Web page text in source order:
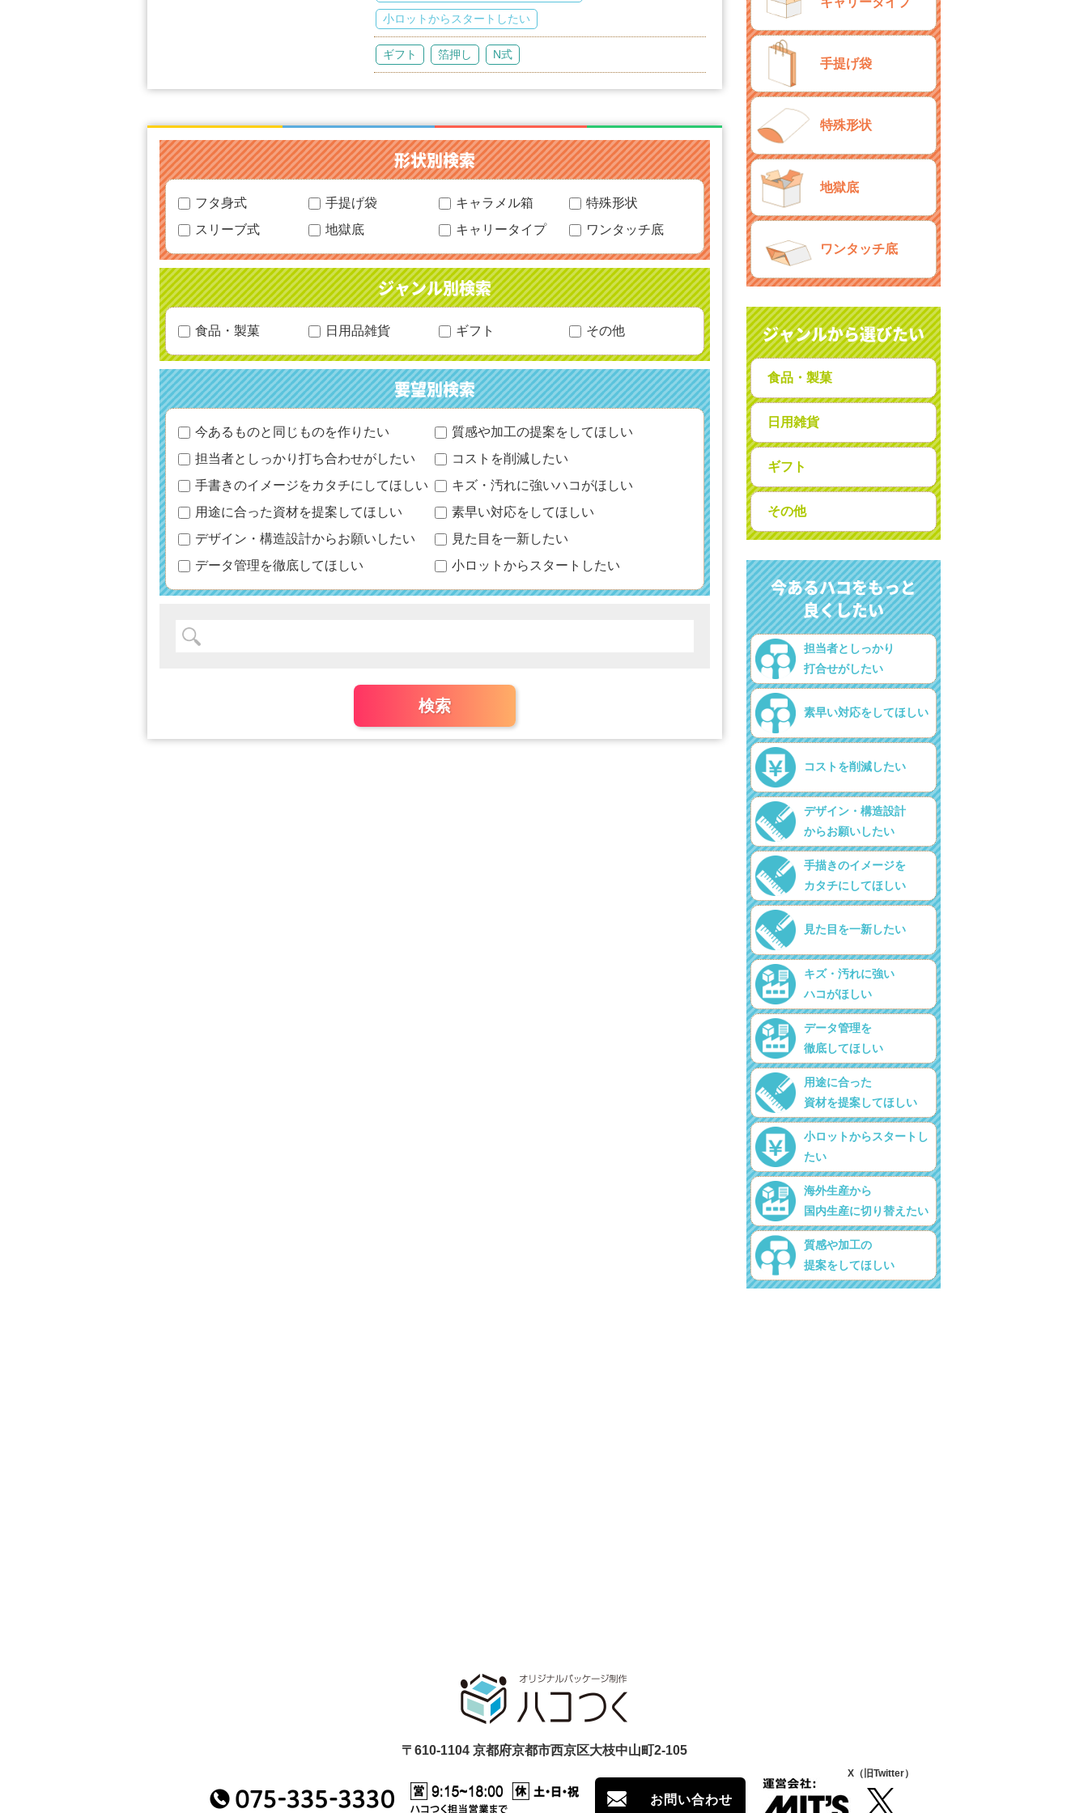
小ロットからスタートしたい
ギフト 箔押し N式
形状別検索
フタ身式 手提げ袋 キャラメル箱
特殊形状
スリーブ式
地獄底 キャリータイプ ワンタッチ底
ジャンル別検索
食品・製菓 日用品雑貨 ギフト その他
要望別検索
今あるものと同じものを作りたい
質感や加工の提案をしてほしい
担当者としっかり打ち合わせがしたい
コストを削減したい
手書きのイメージをカタチにしてほしい
キズ・汚れに強いハコがほしい
用途に合った資材を提案してほしい
素早い対応をしてほしい
デザイン・構造設計からお願いしたい
見た目を一新したい
データ管理を徹底してほしい
小ロットからスタートしたい
手提げ袋
特殊形状
地獄底
ワンタッチ底
ジャンルから選びたい
食品・製菓
日用雑貨
ギフト
その他
今あるハコをもっと
良くしたい
担当者としっかり
打合せがしたい
素早い対応をしてほしい
コストを削減したい
デザイン・構造設計
からお願いしたい
手描きのイメージを
カタチにしてほしい
見た目を一新したい
キズ・汚れに強い
ハコがほしい
データ管理を
徹底してほしい
用途に合った
資材を提案してほしい
小ロットからスタートし
たい
海外生産から
国内生産に切り替えたい
質感や加工の
提案をしてほしい
〒610-1104 京都府京都市西京区大枝中山町2-105
お問い合わせ
X（旧Twitter）